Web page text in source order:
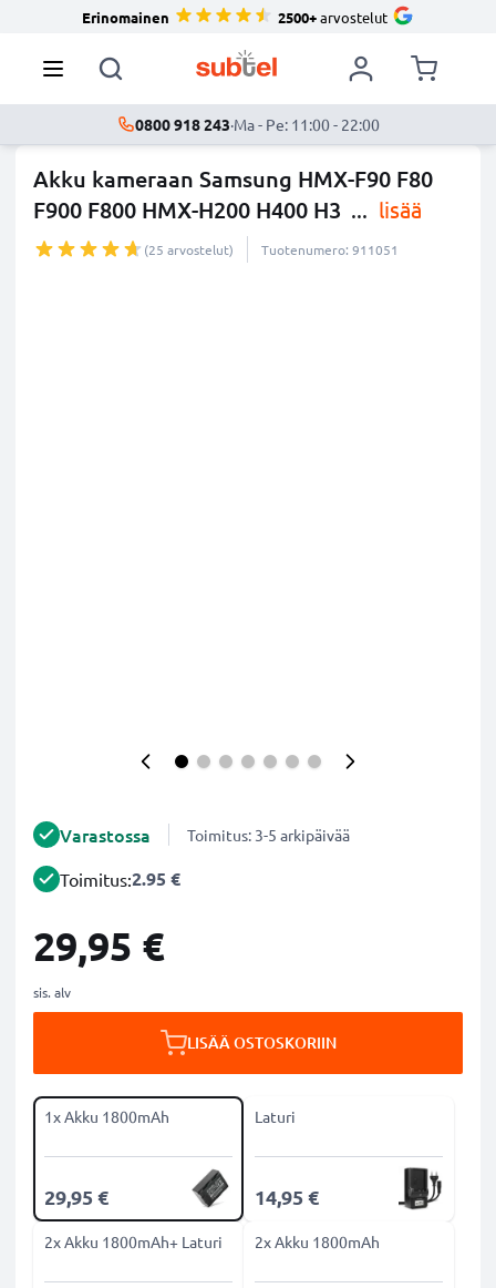
Erinomainen 2500+arvostelut
0800 918 243·Ma - Pe: 11:00 - 22:00
Akku kameraan Samsung HMX-F90 F80
F900 F800 HMX-H200 H400 H3 ... lisää
(25 arvostelut) Tuotenumero: 911051
Varastossa Toimitus: 3-5 arkipäivää
Toimitus:2.95 €
29,95 €
sis. alv
LISÄÄ OSTOSKORIIN
1x Akku 1800mAh
29,95 €
Laturi
14,95 €
2x Akku 1800mAh+ Laturi 2x Akku 1800mAh